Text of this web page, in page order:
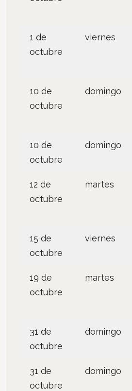
1 de
octubre
viernes
10 de
octubre
domingo
10 de
octubre
domingo
12 de
octubre
martes
15 de
octubre
viernes
19 de
octubre
martes
31 de
octubre
domingo
31 de
octubre
domingo